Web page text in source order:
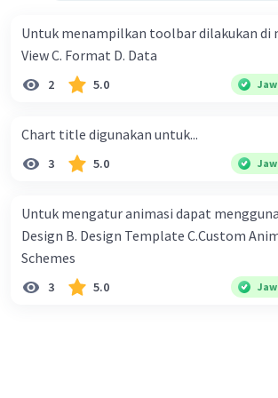
mendapatkan seribu rupiah, 2 ribu rupiah,
ribu rupiah dan seterusnya. Mereka berniat
membantu petani, dan mereka berdua
mereka juga diam-diam sudah sepakat
sama rata dari yang diperoleh berdua.
Kepada petani yang mana mereka
Untuk menampilkan toolbar dilakukan di
View C. Format D. Data
2 5.0
Chart title digunakan untuk...
3 5.0
Untuk mengatur animasi dapat
Design B. Design Template C.Custom Animation D. Color
Schemes​
3 5.0